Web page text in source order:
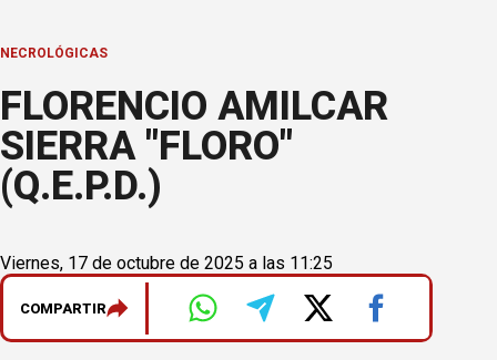
NECROLÓGICAS
FLORENCIO AMILCAR
SIERRA "FLORO"
(Q.E.P.D.)
Viernes, 17 de octubre de 2025 a las 11:25
COMPARTIR